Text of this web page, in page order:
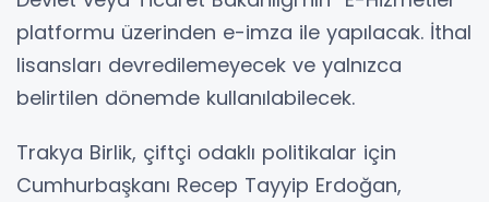
platformu üzerinden e-imza ile yapılacak. İthal
lisansları devredilemeyecek ve yalnızca
belirtilen dönemde kullanılabilecek.
Trakya Birlik, çiftçi odaklı politikalar için
Cumhurbaşkanı Recep Tayyip Erdoğan,